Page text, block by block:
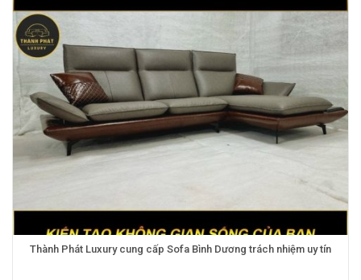
Thành Phát Luxury cung cấp Sofa Bình Dương trách nhiệm uy tín